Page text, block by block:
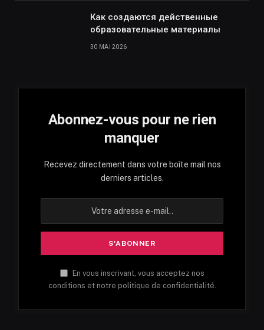
Как создаются действенные
образовательные материалы
30 MAI 2026
Abonnez-vous pour ne rien
manquer
Recevez directement dans votre boîte mail nos
derniers articles.
En vous inscrivant, vous acceptez nos
conditions et notre politique de confidentialité.